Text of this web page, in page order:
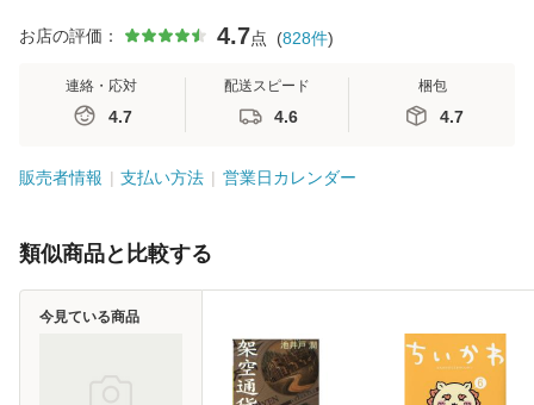
お店の評価： 4.7点 (828件)
連絡・応対
4.7
配送スピード
4.6
梱包
4.7
販売者情報 支払い方法 営業日カレンダー
類似商品と比較する
今見ている商品